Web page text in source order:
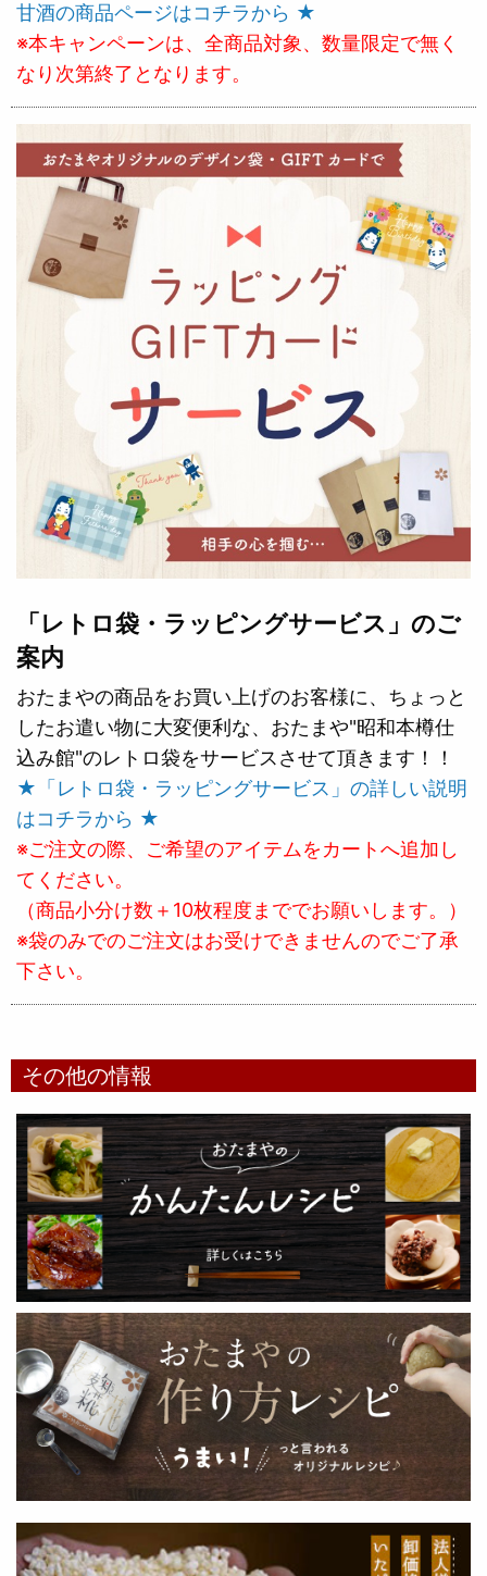
甘酒の商品ページはコチラから ★
※本キャンペーンは、全商品対象、数量限定で無く
なり次第終了となります。
「レトロ袋・ラッピングサービス」のご
案内
おたまやの商品をお買い上げのお客様に、ちょっと
したお遣い物に大変便利な、おたまや"昭和本樽仕
込み館"のレトロ袋をサービスさせて頂きます！！
★「レトロ袋・ラッピングサービス」の詳しい説明
はコチラから ★
※ご注文の際、ご希望のアイテムをカートへ追加し
てください。
（商品小分け数＋10枚程度まででお願いします。）
※袋のみでのご注文はお受けできませんのでご了承
下さい。
その他の情報